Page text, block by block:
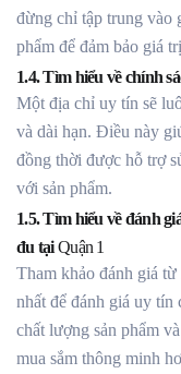
đừng chỉ tập trung vào
phẩm để đảm bảo giá
1.4. Tìm hiểu về chính
Một địa chỉ uy tín sẽ
và dài hạn. Điều này
đồng thời được hỗ trợ
với sản phẩm.
1.5. Tìm hiểu về đánh
đu tạiQuận 1
Tham khảo đánh giá
nhất để đánh giá uy
chất lượng sản phẩm
mua sắm thông minh